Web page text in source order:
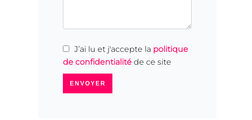
J’ai lu et j'accepte la politique
de confidentialité de ce site
ENVOYER